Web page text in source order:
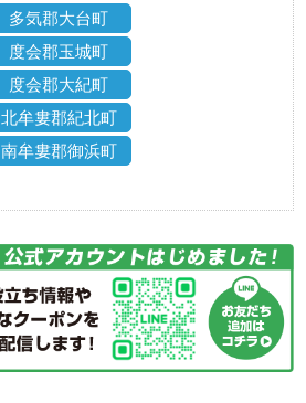
多気郡大台町
度会郡玉城町
度会郡大紀町
北牟婁郡紀北町
南牟婁郡御浜町